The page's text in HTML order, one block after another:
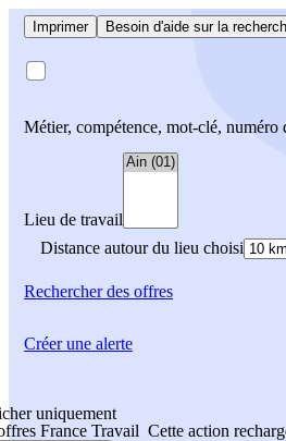
Imprimer Besoin d'aide sur la
Métier, compétence, mot-clé, numéro
Lieu de travail
Distance autour du lieu choisi
Rechercherdes offres
uniquement
France Travail Cette action
Créer une alerte